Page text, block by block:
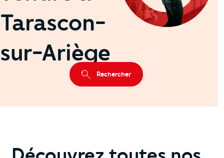
Tarascon-
sur-Ariège
Rechercher